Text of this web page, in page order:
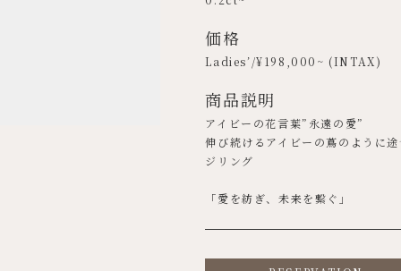
価格
Ladies’/¥198,000 ~ (INTAX)
商品説明
アイビーの花言葉”永遠の愛”
伸び続けるアイビーの蔦のように
ジリング
「愛を紡ぎ、未来を繋ぐ」